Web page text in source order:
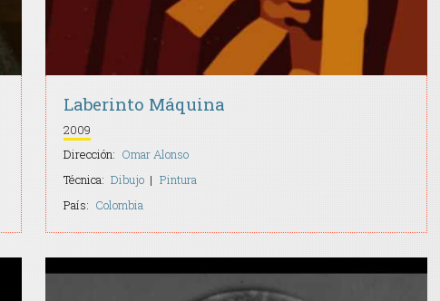
Laberinto Máquina
2009
Dirección: Omar Alonso
Técnica: Dibujo
Pintura
País: Colombia